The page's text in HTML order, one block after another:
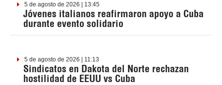
5 de agosto de 2026 | 13:45
Jóvenes italianos reafirmaron apoyo a Cuba
durante evento solidario
5 de agosto de 2026 | 11:13
Sindicatos en Dakota del Norte rechazan
hostilidad de EEUU vs Cuba